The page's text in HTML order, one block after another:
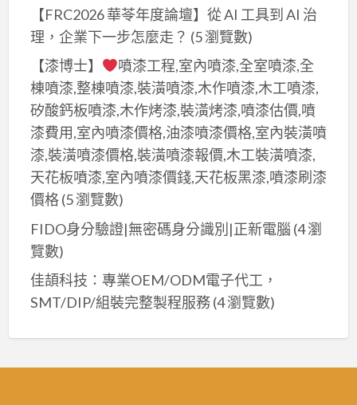
【FRC2026 華苓年度論壇】從 AI 工具到 AI 治
理，企業下一步怎麼走？ (5 瀏覽數)
【漆博士】
噴漆工程,室內噴漆,全室噴漆,全
棟噴漆,整棟噴漆,裝潢噴漆,木作噴漆,木工噴漆,
矽酸鈣板噴漆,木作烤漆,裝潢烤漆,噴漆估價,噴
漆費用,室內噴漆價格,油漆噴漆價格,室內裝潢噴
漆,裝潢噴漆價格,裝潢噴漆報價,木工裝潢噴漆,
天花板噴漆,室內噴漆價錢,天花板黑漆,噴漆刷漆
價格(5 瀏覽數)
FIDO身分驗證|無密碼身分識別|正新電腦 (4 瀏
覽數)
佳頡科技：專業OEM/ODM電子代工，
SMT/DIP/組裝完整製程服務(4 瀏覽數)